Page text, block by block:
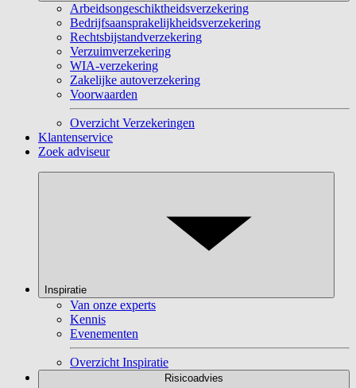
Arbeidsongeschiktheidsverzekering
Bedrijfsaansprakelijkheidsverzekering
Rechtsbijstandverzekering
Verzuimverzekering
WIA-verzekering
Zakelijke autoverzekering
Voorwaarden
Overzicht Verzekeringen
Klantenservice
Zoek adviseur
Inspiratie
Van onze experts
Kennis
Evenementen
Overzicht Inspiratie
Risicoadvies